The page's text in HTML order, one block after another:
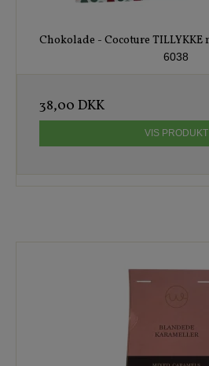
Chokolade - Cocoture TILLYKKE
6038
38,00 DKK
VIS PRODUKT